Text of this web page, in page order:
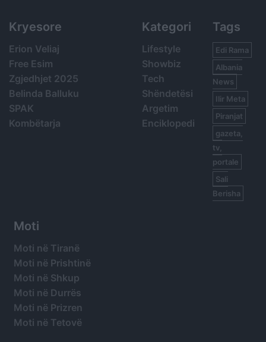
Kryesore
Erion Veliaj
Free Esim
Zgjedhjet 2025
Belinda Balluku
SPAK
Kombëtarja
Kategori
Lifestyle
Showbiz
Tech
Shëndetësi
Argetim
Enciklopedi
Tags
Edi Rama
Albania
News
Ilir Meta
Piranjat
gazeta,
tv,
portale
Sali
Berisha
Moti
Moti në Tiranë
Moti në Prishtinë
Moti në Shkup
Moti në Durrës
Moti në Prizren
Moti në Tetovë